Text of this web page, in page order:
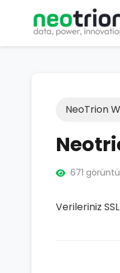
NeoTrion
671
Verileriniz